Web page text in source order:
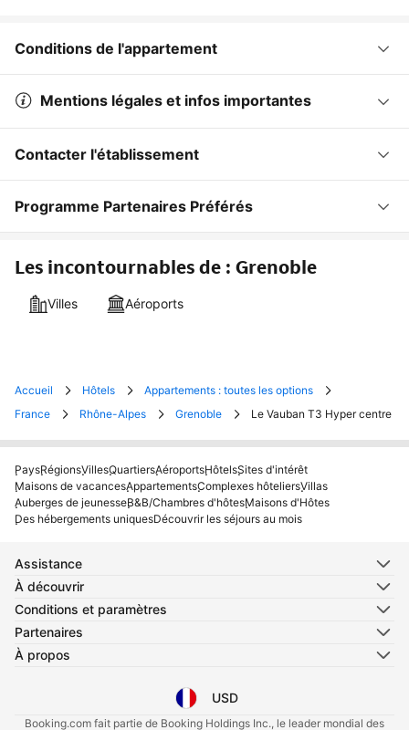
Conditions de l'appartement
Mentions légales et infos importantes
Contacter l'établissement
Programme Partenaires Préférés
Les incontournables de : Grenoble
Villes Aéroports
Accueil Hôtels
Appartements : toutes les options
France
Rhône-Alpes Grenoble Le Vauban T3 Hyper centre
PaysRégionsVillesQuartiersAéroportsHôtelsSites d'intérêt
Maisons de vacancesAppartementsComplexes hôteliersVillas
Auberges de jeunesseB&B/Chambres d'hôtesMaisons d'Hôtes
Des hébergements uniquesDécouvrir les séjours au mois
Assistance
À découvrir
Conditions et paramètres
Partenaires
À propos
Sélectionnez votre langue
USD
Sélectionnez votre devise
Booking.com fait partie de Booking Holdings Inc., le leader mondial des